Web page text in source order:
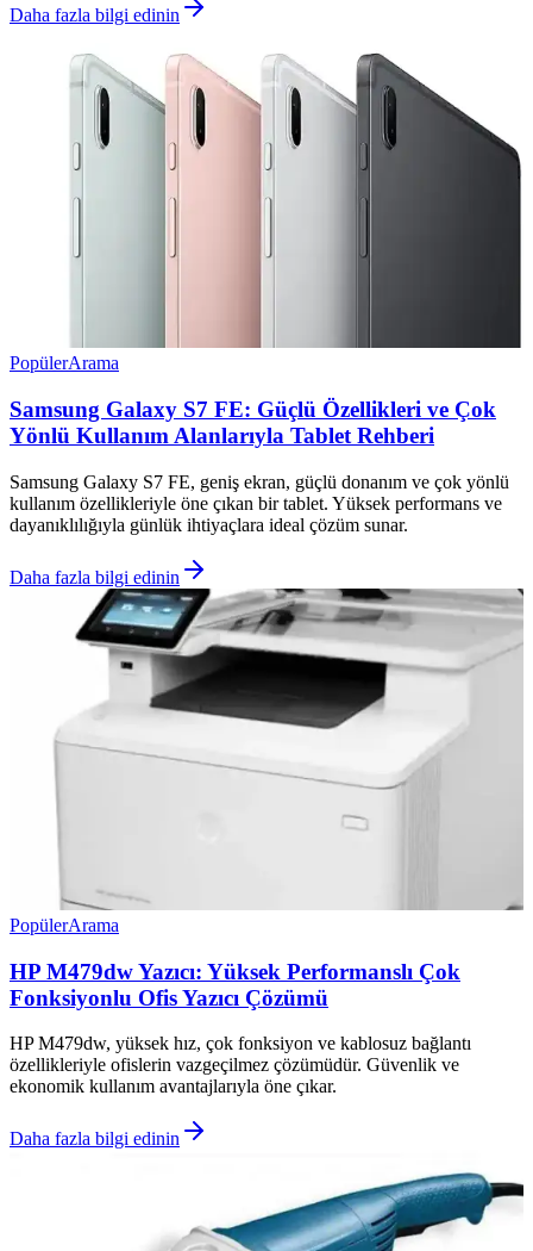
Daha fazla bilgi edinin
PopülerArama
Samsung Galaxy S7 FE: Güçlü Özellikleri ve Çok
Yönlü Kullanım Alanlarıyla Tablet Rehberi
Samsung Galaxy S7 FE, geniş ekran, güçlü donanım ve çok yönlü
kullanım özellikleriyle öne çıkan bir tablet. Yüksek performans ve
dayanıklılığıyla günlük ihtiyaçlara ideal çözüm sunar.
Daha fazla bilgi edinin
PopülerArama
HP M479dw Yazıcı: Yüksek Performanslı Çok
Fonksiyonlu Ofis Yazıcı Çözümü
HP M479dw, yüksek hız, çok fonksiyon ve kablosuz bağlantı
özellikleriyle ofislerin vazgeçilmez çözümüdür. Güvenlik ve
ekonomik kullanım avantajlarıyla öne çıkar.
Daha fazla bilgi edinin